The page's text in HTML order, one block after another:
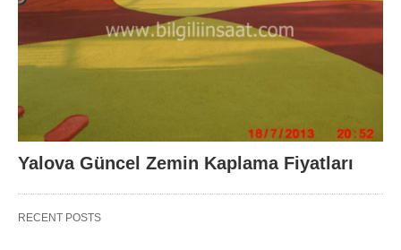
Yalova Güncel Zemin Kaplama Fiyatları
RECENT POSTS